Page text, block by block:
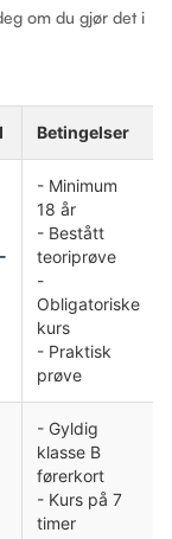
om du gjør det i
Betingelser
- Minimum
18 år
- Bestått
teoriprøve
-
Obligatoriske
kurs
- Praktisk
prøve
- Gyldig
klasse B
førerkort
- Kurs på 7
timer